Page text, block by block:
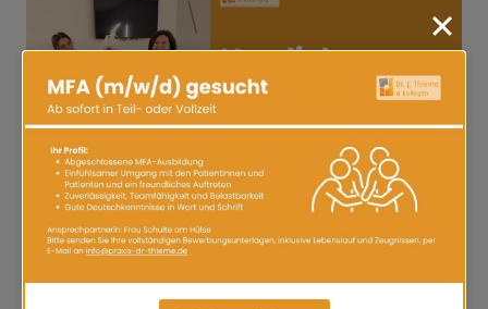
Herzlichen Glückwunsch an Frau
Sönmez!